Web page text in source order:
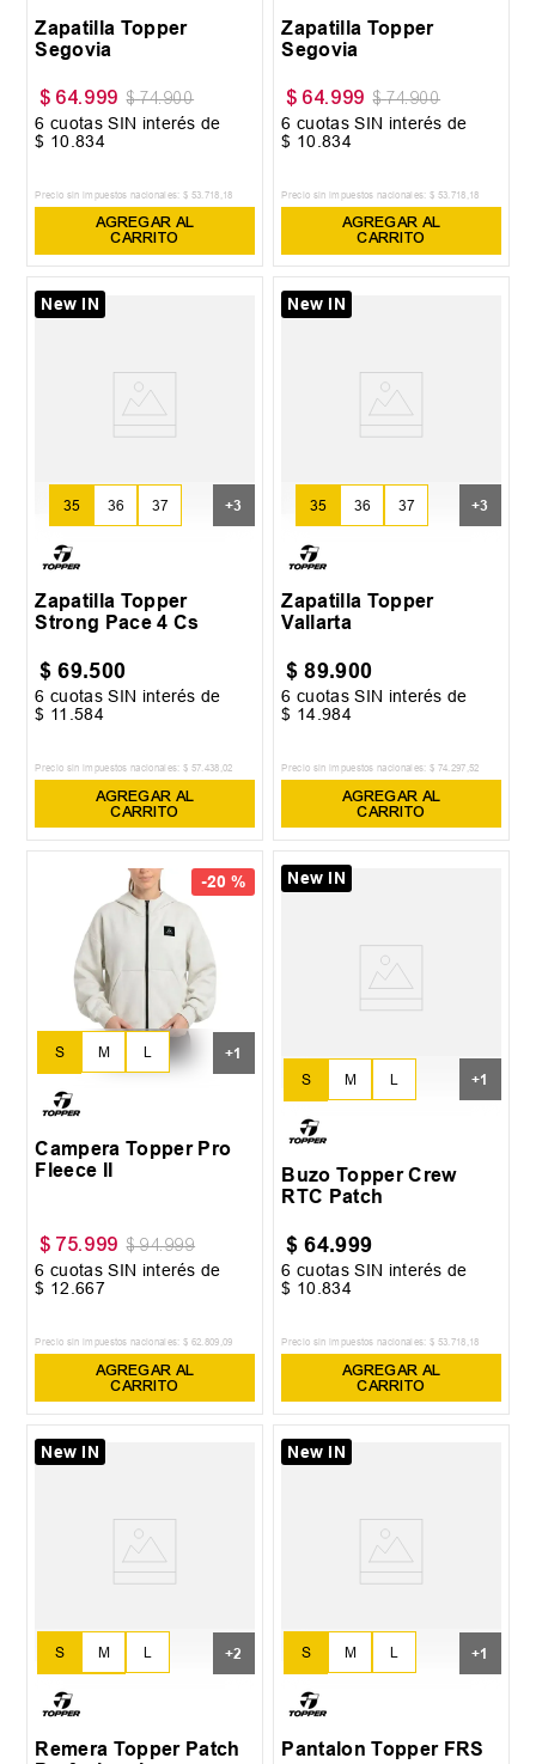
Zapatilla Topper
Segovia
$ 64.999 $ 74.900
6 cuotas SIN interés de
$ 10 .834
Precio sin impuestos nacionales: $ 53 718 18
AGREGAR AL
CARRITO
Zapatilla Topper
Segovia
$ 64.999 $ 74.900
6 cuotas SIN interés de
$ 10 .834
Precio sin impuestos nacionales: $ 53 718 18
AGREGAR AL
CARRITO
New IN
35 36 37 +3
Zapatilla Topper
Strong Pace 4 Cs
$ 69.500
6 cuotas SIN interés de
$ 11 .584
Precio sin impuestos nacionales: $ 57.438 ,02
AGREGAR AL
CARRITO
New IN
35 36 37 +3
Zapatilla Topper
Vallarta
$ 89.900
6 cuotas SIN interés de
$ 14.984
Precio sin impuestos nacionales: $ 74.297 ,52
AGREGAR AL
CARRITO
-20 %
S M L
XL
+1
Campera Topper Pro
Fleece II
$ 75.999 $ 94.999
6 cuotas SIN interés de
$ 12.667
Precio sin impuestos nacionales: $ 62.809 ,09
AGREGAR AL
CARRITO
New IN
S M L
XL
+1
Buzo Topper Crew
RTC Patch
$ 64.999
6 cuotas SIN interés de
$ 10.834
Precio sin impuestos nacionales: $ 53.718 ,18
AGREGAR AL
CARRITO
New IN
S M L
XL
+2
Remera Topper Patch
New IN
S M L
XL
+1
Pantalon Topper FRS